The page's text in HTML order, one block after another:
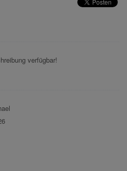
verfügbar!